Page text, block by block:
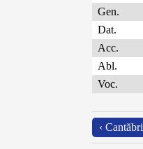
Gen.
Dat.
Acc.
Abl.
Voc.
‹ Cantăbri